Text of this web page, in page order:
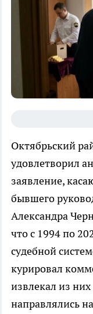
Октябрьский
удовлетворил
заявление,
бывшего
Александра
что с 1994 по
судебной
курировал
извлекал из
направлялись